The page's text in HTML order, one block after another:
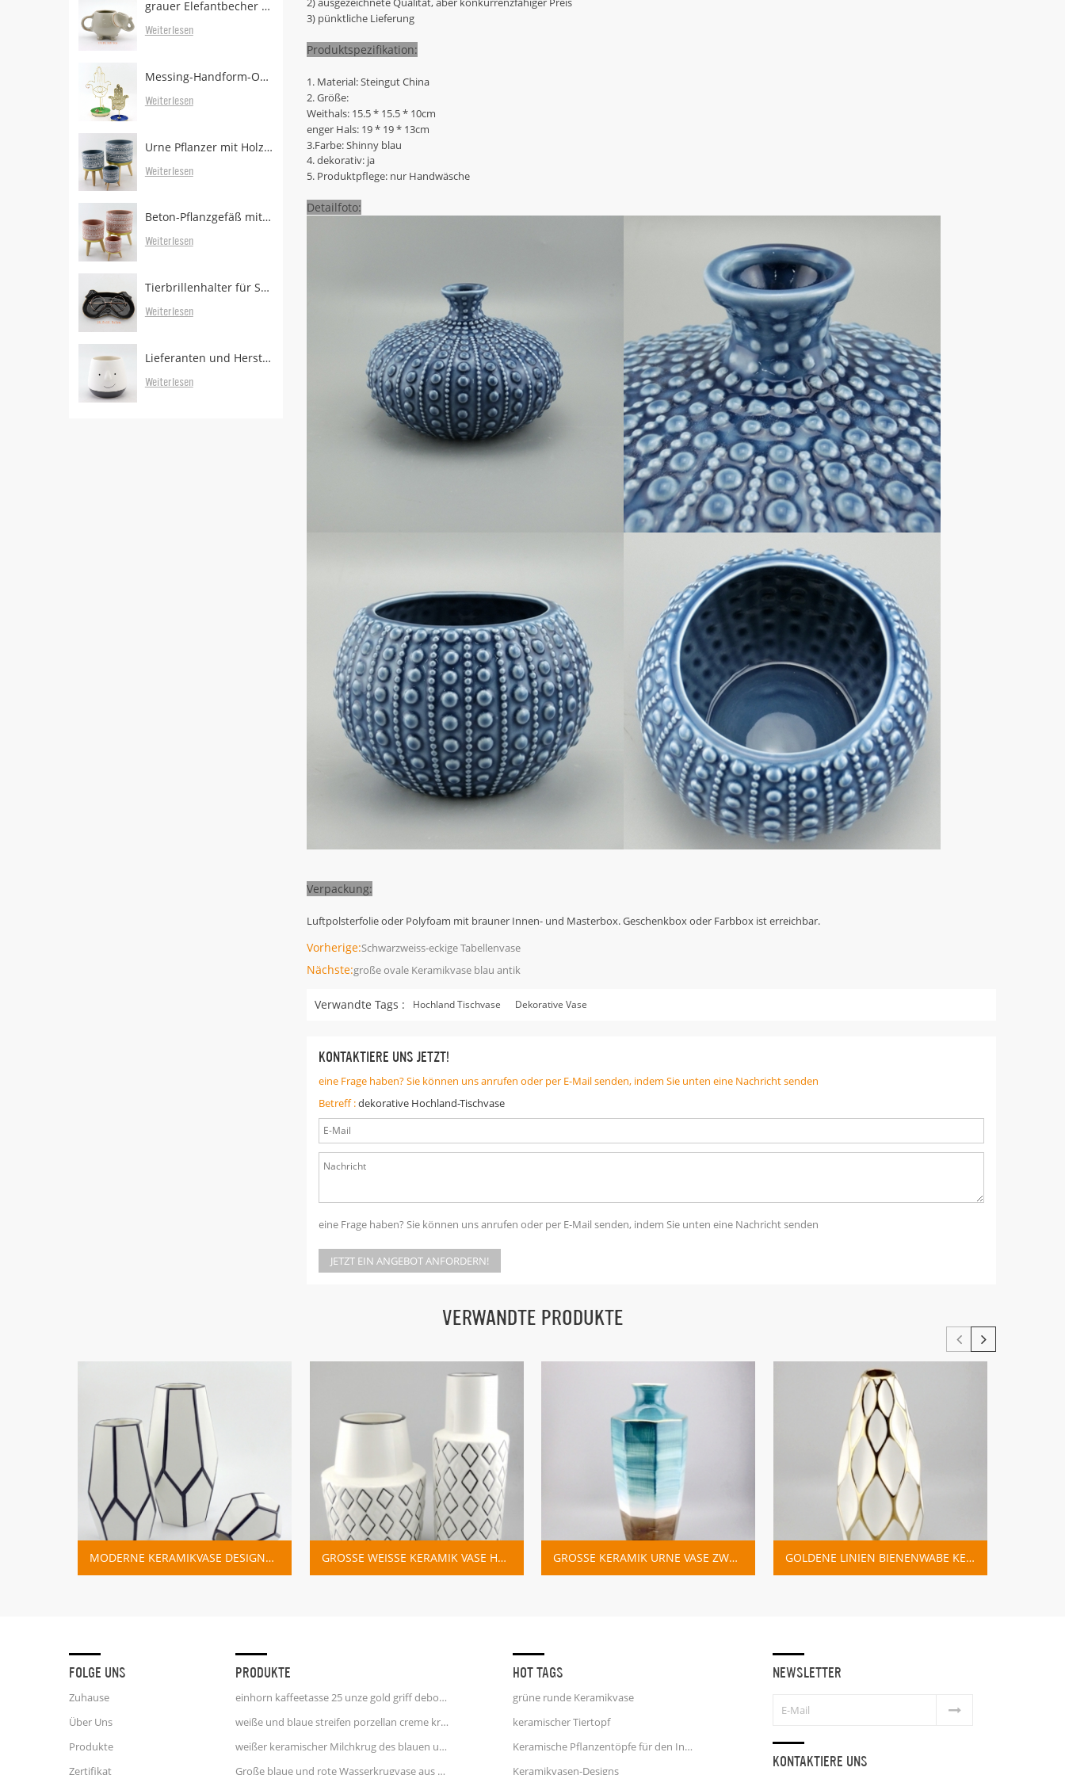
grauer Elefantbecher mit Teebeutelhalter
Weiterlesen
Messing-Handform-Ohrringständer mit Tablett
Weiterlesen
Urne Pflanzer mit Holzbeinen
Weiterlesen
Beton-Pflanzgefäß mit bewaldeten Beinen zum Verkauf
Weiterlesen
Tierbrillenhalter für Schreibtisch
Weiterlesen
Lieferanten und Hersteller von Pflanzgefäßen
Weiterlesen
3) pünktliche Lieferung
Produktspezifikation:
1. Material: Steingut China
2. Größe:
Weithals: 15.5 * 15.5 * 10cm
enger Hals: 19 * 19 * 13cm
3.Farbe: Shinny blau
4. dekorativ: ja
5. Produktpflege: nur Handwäsche
Detailfoto:
Verpackung:
Luftpolsterfolie oder Polyfoam mit brauner Innen- und Masterbox. Geschenkbox oder Farbbox ist erreichbar.
Vorherige:Schwarzweiss-eckige Tabellenvase
Nächste:große ovale Keramikvase blau antik
Verwandte Tags : Hochland Tischvase Dekorative Vase
KONTAKTIERE UNS JETZT!
eine Frage haben? Sie können uns anrufen oder per E-Mail senden, indem Sie unten eine Nachricht senden
Betreff :dekorative Hochland-Tischvase
eine Frage haben? Sie können uns anrufen oder per E-Mail senden, indem Sie unten eine Nachricht senden
JETZT EIN ANGEBOT ANFORDERN!
VERWANDTE PRODUKTE
MODERNE KERAMIKVASE DESIGNS WEISS UND SCHWARZ GROSSE WEISSE KERAMIK VASE HOME DECO GROSSE KERAMIK URNE VASE ZWEI TON GLASUR GOLDENE LINIEN BIENENWABE KERAMISCHE WEISSE VASE
FOLGE UNS
Zuhause
Über Uns
Produkte
Zertifikat
PRODUKTE
einhorn kaffeetasse 25 unze gold griff debossed finish
weiße und blaue streifen porzellan creme krug wasserkrug
weißer keramischer Milchkrug des blauen und rosa Tupfens
Große blaue und rote Wasserkrugvase aus Keramik
HOT TAGS
grüne runde Keramikvase
keramischer Tiertopf
Keramische Pflanzentöpfe für den Innenbereich
Keramikvasen-Designs
NEWSLETTER
KONTAKTIERE UNS